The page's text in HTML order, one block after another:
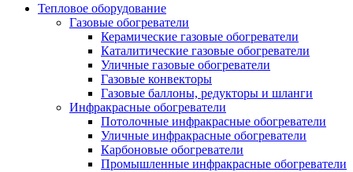
Тепловое оборудование
Газовые обогреватели
Керамические газовые обогреватели
Каталитические газовые обогреватели
Уличные газовые обогреватели
Газовые конвекторы
Газовые баллоны, редукторы и шланги
Инфракрасные обогреватели
Потолочные инфракрасные обогреватели
Уличные инфракрасные обогреватели
Карбоновые обогреватели
Промышленные инфракрасные обогреватели